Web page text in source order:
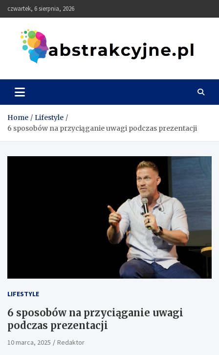
to
czwartek, 6 sierpnia, 2026
Abstrakcyjne
Home
Lifestyle
6 sposobów na przyciąganie uwagi podczas prezentacji
LIFESTYLE
6 sposobów na przyciąganie uwagi
podczas prezentacji
10 marca, 2025 Redaktor